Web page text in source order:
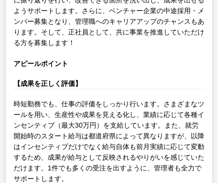
ようサポートします。さらに、ベンチャー企業の中途採用・メ
ンバー募集となり、管理職へのキャリアアップのチャンスもあ
ります。そして、正社員として、共に事業を推進していただけ
る方を募集します！
アピールポイント
【成果を正しく評価】
時短勤務でも、仕事の評価をしっかり行います。さまざまなツ
ールを用い、生産性や成果を見える化し、業績に応じて各種イ
ンセンティブ（最大30万円）を支給しています。また、就労
開始時のスタート給与は都道府県によって異なりますが、以降
はインセンティブだけでなく給与自体も前月実績に応じて変動
するため、成果が給与として反映されるやりがいを感じていた
だけます。1件でも多くの受注を出すように、管理者も全力で
サポートします。